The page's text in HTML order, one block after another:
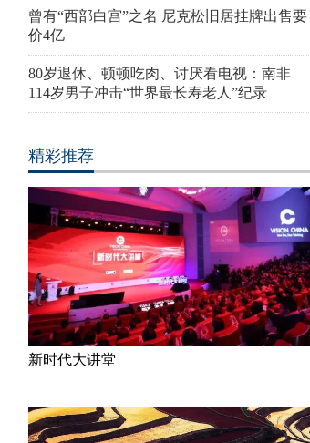
曾有“西部白宫”之名 尼克松旧居挂牌出售要
价4亿
80岁退休、顿顿吃肉、讨厌看电视：南非
114岁男子冲击“世界最长寿老人”纪录
精彩推荐
新时代大讲堂